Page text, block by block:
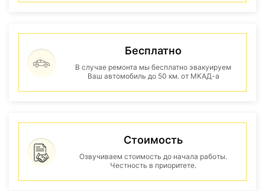
Бесплатно
В случае ремонта мы бесплатно эвакуируем
Ваш автомобиль до 50 км. от МКАД-а
Стоимость
Озвучиваем стоимость до начала работы.
Честность в приоритете.